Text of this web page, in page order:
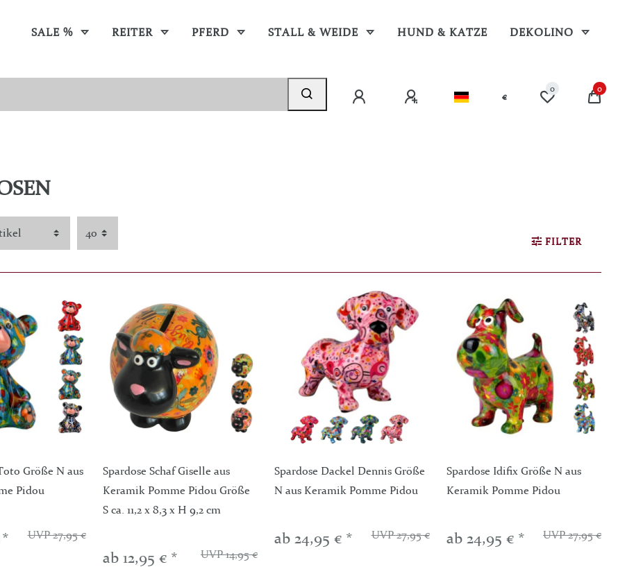
SALE % REITER PFERD STALL & WEIDE HUND & KATZE DEKOLINO
€
0 0
FILTER
Größe N aus
Pidou
UVP 27,95 €
Spardose Schaf Giselle aus
Keramik Pomme Pidou Größe
S ca. 11,2 x 8,3 x H 9,2 cm
UVP 14,95 €
ab 12,95 € *
Spardose Dackel Dennis Größe
N aus Keramik Pomme Pidou
UVP 27,95 €
ab 24,95 € *
Spardose Idifix Größe N aus
Keramik Pomme Pidou
UVP 27,95 €
ab 24,95 € *